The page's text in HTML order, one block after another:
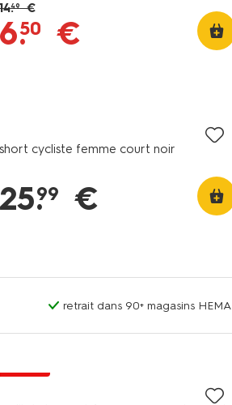
.49 €
.
50 €
short cycliste femme court noir
.
99 €
retrait dans 90+ magasins HEMA